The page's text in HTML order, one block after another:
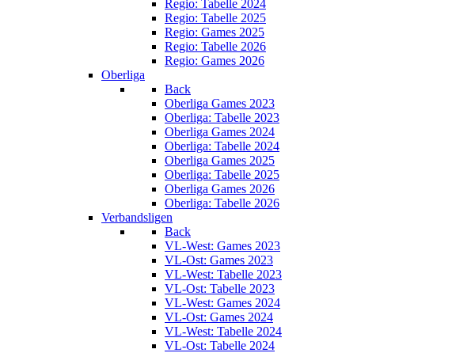
Regio: Tabelle 2024
Regio: Tabelle 2025
Regio: Games 2025
Regio: Tabelle 2026
Regio: Games 2026
Oberliga
Back
Oberliga Games 2023
Oberliga: Tabelle 2023
Oberliga Games 2024
Oberliga: Tabelle 2024
Oberliga Games 2025
Oberliga: Tabelle 2025
Oberliga Games 2026
Oberliga: Tabelle 2026
Verbandsligen
Back
VL-West: Games 2023
VL-Ost: Games 2023
VL-West: Tabelle 2023
VL-Ost: Tabelle 2023
VL-West: Games 2024
VL-Ost: Games 2024
VL-West: Tabelle 2024
VL-Ost: Tabelle 2024